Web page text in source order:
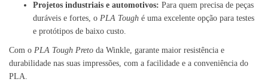
Projetos industriais e automotivos: Para quem precisa de peças
duráveis e fortes, o PLA Tough é uma excelente opção para testes
e protótipos de baixo custo.
Com o PLA Tough Preto da Winkle, garante maior resistência e
durabilidade nas suas impressões, com a facilidade e a conveniência do
PLA.